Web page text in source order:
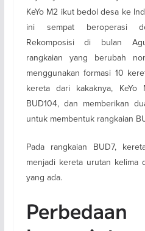
KeYo M2 ikut bedol desa ke
ini sempat beroperasi
Rekomposisi di bulan
rangkaian yang berubah
menggunakan formasi 10
kereta dari kakaknya, KeYo
BUD104, dan memberikan
untuk membentuk rangkaian
Pada rangkaian BUD7,
menjadi kereta urutan kelima
yang ada.